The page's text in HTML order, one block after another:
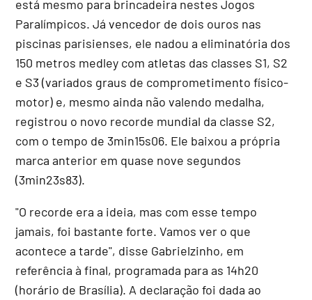
está mesmo para brincadeira nestes Jogos
Paralímpicos. Já vencedor de dois ouros nas
piscinas parisienses, ele nadou a eliminatória dos
150 metros medley com atletas das classes S1, S2
e S3 (variados graus de comprometimento físico-
motor) e, mesmo ainda não valendo medalha,
registrou o novo recorde mundial da classe S2,
com o tempo de 3min15s06. Ele baixou a própria
marca anterior em quase nove segundos
(3min23s83).
"O recorde era a ideia, mas com esse tempo
jamais, foi bastante forte. Vamos ver o que
acontece a tarde", disse Gabrielzinho, em
referência à final, programada para as 14h20
(horário de Brasília). A declaração foi dada ao